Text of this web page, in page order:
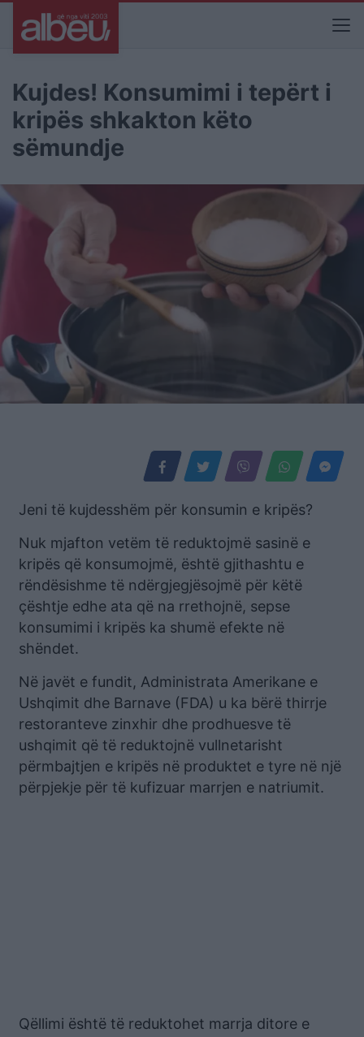
Kujdes! Konsumimi i tepërt i
kripës shkakton këto
sëmundje
Jeni të kujdesshëm për konsumin e kripës?
Nuk mjafton vetëm të reduktojmë sasinë e
kripës që konsumojmë, është gjithashtu e
rëndësishme të ndërgjegjësojmë për këtë
çështje edhe ata që na rrethojnë, sepse
konsumimi i kripës ka shumë efekte në
shëndet.
Në javët e fundit, Administrata Amerikane e
Ushqimit dhe Barnave (FDA) u ka bërë thirrje
restoranteve zinxhir dhe prodhuesve të
ushqimit që të reduktojnë vullnetarisht
përmbajtjen e kripës në produktet e tyre në një
përpjekje për të kufizuar marrjen e natriumit.
Qëllimi është të reduktohet marrja ditore e